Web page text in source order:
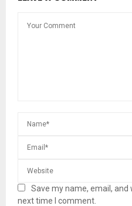
Save my name, email,
next time I comment.